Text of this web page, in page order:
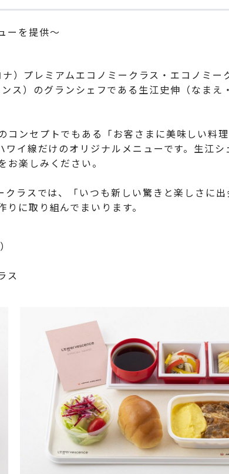
ーを提供～
）プレミアムエコノミークラス・エコノミー
）のグランシェフである生江史伸（なまえ
コンセプトでもある「お客さまに美味しい料
イ線だけのオリジナルメニューです。生江シ
楽しみください。
ラスでは、「いつも新しい驚きと楽しさに
に取り組んでまいります。
ス